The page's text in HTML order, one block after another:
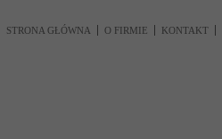
STRONA GŁÓWNA O FIRMIE KONTAKT